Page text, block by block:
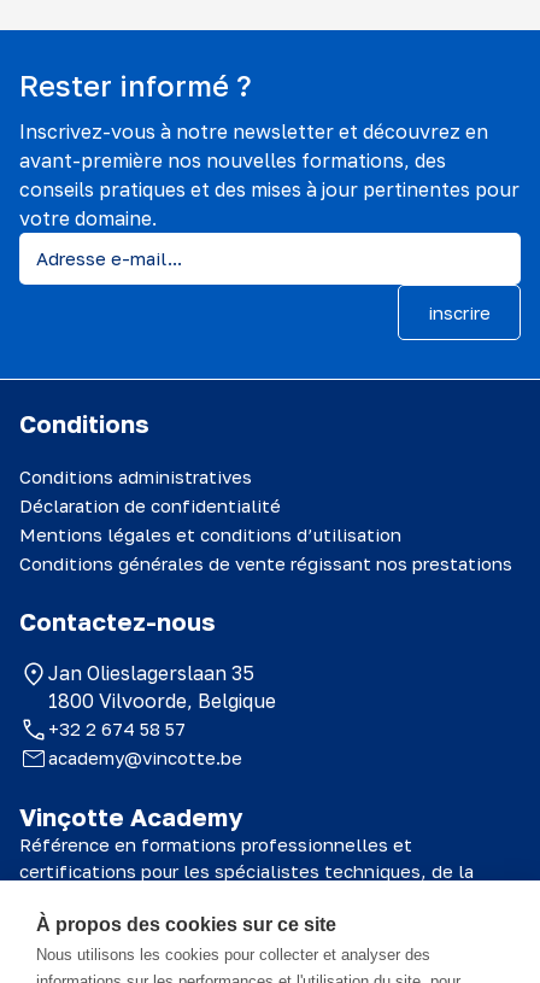
Rester informé ?
Inscrivez-vous à notre newsletter et découvrez en
avant-première nos nouvelles formations, des
conseils pratiques et des mises à jour pertinentes pour
votre domaine.
inscrire
Vinçotte Academy
Référence en formations professionnelles et
certifications pour les spécialistes techniques, de la
© 2026 Vinçotte Academy
Conditions
Conditions administratives
Déclaration de confidentialité
Mentions légales et conditions d’utilisation
Conditions générales de vente régissant nos prestations
Contactez-nous
Jan Olieslagerslaan 35
1800 Vilvoorde, Belgique
+32 2 674 58 57
academy@vincotte.be
À propos des cookies sur ce site
Nous utilisons les cookies pour collecter et analyser des